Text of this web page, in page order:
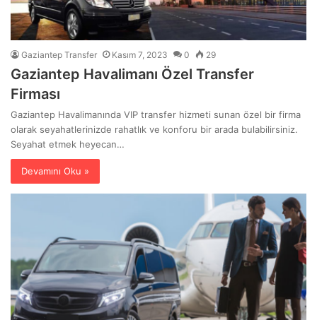
Gaziantep Transfer Kasım 7, 2023 0 29
Gaziantep Havalimanı Özel Transfer
Firması
Gaziantep Havalimanında VIP transfer hizmeti sunan özel bir firma
olarak seyahatlerinizde rahatlık ve konforu bir arada bulabilirsiniz.
Seyahat etmek heyecan…
Devamını Oku »